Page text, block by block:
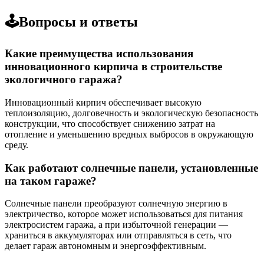
🕹️Вопросы и ответы
Какие преимущества использования
инновационного кирпича в строительстве
экологичного гаража?
Инновационный кирпич обеспечивает высокую
теплоизоляцию, долговечность и экологическую безопасность
конструкции, что способствует снижению затрат на
отопление и уменьшению вредных выбросов в окружающую
среду.
Как работают солнечные панели, установленные
на таком гараже?
Солнечные панели преобразуют солнечную энергию в
электричество, которое может использоваться для питания
электросистем гаража, а при избыточной генерации —
храниться в аккумуляторах или отправляться в сеть, что
делает гараж автономным и энергоэффективным.